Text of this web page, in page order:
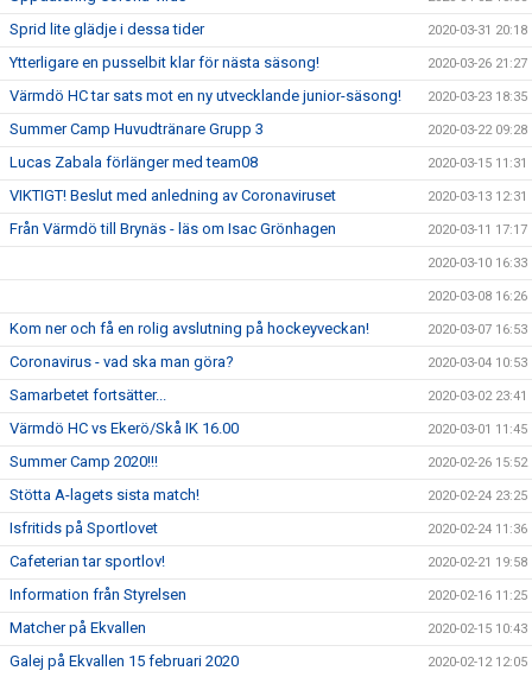
Sprid lite glädje i dessa tider 2020-03-31 20:18
Ytterligare en pusselbit klar för nästa säsong! 2020-03-26 21:27
Värmdö HC tar sats mot en ny utvecklande junior-säsong! 2020-03-23 18:35
Summer Camp Huvudtränare Grupp 3 2020-03-22 09:28
Lucas Zabala förlänger med team08 2020-03-15 11:31
VIKTIGT! Beslut med anledning av Coronaviruset 2020-03-13 12:31
Från Värmdö till Brynäs - läs om Isac Grönhagen 2020-03-11 17:17
2020-03-10 16:33
2020-03-08 16:26
Kom ner och få en rolig avslutning på hockeyveckan! 2020-03-07 16:53
Coronavirus - vad ska man göra? 2020-03-04 10:53
Samarbetet fortsätter... 2020-03-02 23:41
Värmdö HC vs Ekerö/Skå IK 16.00 2020-03-01 11:45
Summer Camp 2020!!! 2020-02-26 15:52
Stötta A-lagets sista match! 2020-02-24 23:25
Isfritids på Sportlovet 2020-02-24 11:36
Cafeterian tar sportlov! 2020-02-21 19:58
Information från Styrelsen 2020-02-16 11:25
Matcher på Ekvallen 2020-02-15 10:43
Galej på Ekvallen 15 februari 2020 2020-02-12 12:05